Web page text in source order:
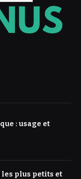
: usage et
les plus petits et